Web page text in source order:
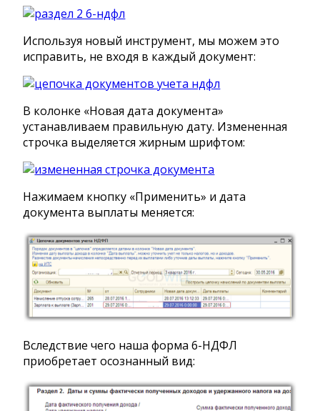
Используя новый инструмент, мы можем это
исправить, не входя в каждый документ:
В колонке «Новая дата документа»
устанавливаем правильную дату. Измененная
строчка выделяется жирным шрифтом:
Нажимаем кнопку «Применить» и дата
документа выплаты меняется:
Вследствие чего наша форма 6-НДФЛ
приобретает осознанный вид: